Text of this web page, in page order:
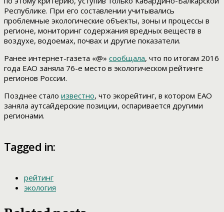
Республике. При его составлении учитывались
проблемные экологические объекты, зоны и процессы в
регионе, мониторинг содержания вредных веществ в
воздухе, водоемах, почвах и другие показатели.
Ранее интернет-газета «@» сообщала, что по итогам 2016
года ЕАО заняла 76-е место в экологическом рейтинге
регионов России.
Позднее стало известно, что экорейтинг, в котором ЕАО
заняла аутсайдерские позиции, оспаривается другими
регионами.
Tagged in:
рейтинг
экология